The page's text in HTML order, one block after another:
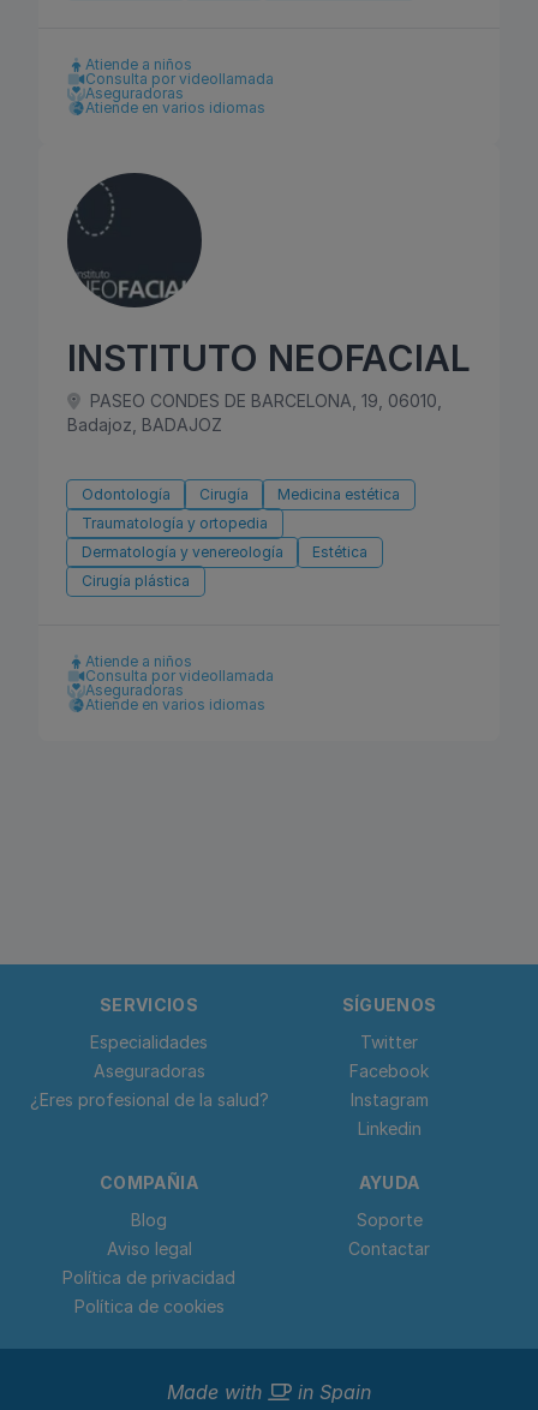
Atiende a niños
Consulta por videollamada
Aseguradoras
Atiende en varios idiomas
INSTITUTO NEOFACIAL
PASEO CONDES DE BARCELONA, 19, 06010,
Badajoz, BADAJOZ
Odontología Cirugía
Medicina estética
Traumatología y ortopedia
Dermatología y venereología
Estética
Cirugía plástica
Atiende a niños
Consulta por videollamada
Aseguradoras
Atiende en varios idiomas
SERVICIOS
Especialidades
Aseguradoras
¿Eres profesional de la salud?
SÍGUENOS
Twitter
Facebook
Instagram
Linkedin
COMPAÑIA
Blog
Aviso legal
Política de privacidad
Política de cookies
AYUDA
Soporte
Contactar
Made with in Spain